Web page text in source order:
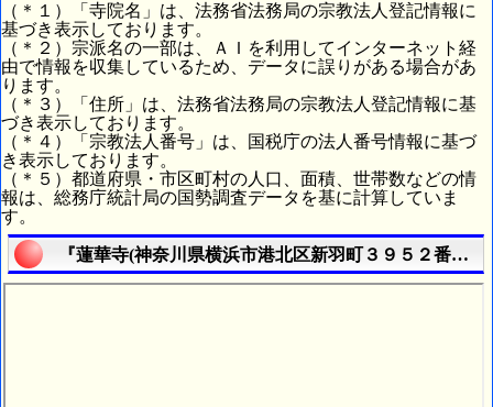
（＊１）「寺院名」は、法務省法務局の宗教法人登記情報に
基づき表示しております。
（＊２）宗派名の一部は、ＡＩを利用してインターネット経
由で情報を収集しているため、データに誤りがある場合があ
ります。
（＊３）「住所」は、法務省法務局の宗教法人登記情報に基
づき表示しております。
（＊４）「宗教法人番号」は、国税庁の法人番号情報に基づ
き表示しております。
（＊５）都道府県・市区町村の人口、面積、世帯数などの情
報は、総務庁統計局の国勢調査データを基に計算していま
す。
『蓮華寺(神奈川県横浜市港北区新羽町３９５２番地)